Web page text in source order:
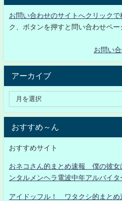
お問い合わせのサイトへクリックで
ク、ボタンを押すと問い合わせペー
お問い
アーカイブ
おすすめ～ん
おすすめサイト
おネコさん的まとめ速報 僕の彼女
ンタルメンヘラ電波中年アルバイ
アイドッフル！ ワタクシ的まと